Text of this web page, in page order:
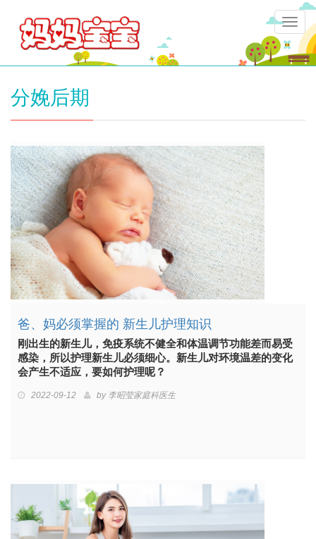
分娩后期
爸、妈必须掌握的 新生儿护理知识
刚出生的新生儿，免疫系统不健全和体温调节功能差而易受
感染，所以护理新生儿必须细心。新生儿对环境温差的变化
会产生不适应，要如何护理呢？
2022-09-12 by 李昭莹家庭科医生